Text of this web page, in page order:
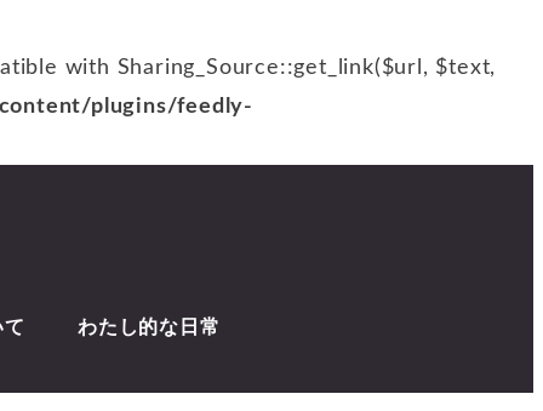
with Sharing_Source::get_link($url, $text,
plugins/feedly-
わたし的な日常